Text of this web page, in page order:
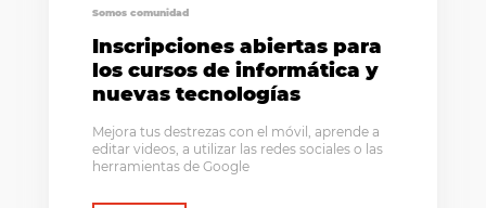
Somos comunidad
Inscripciones abiertas para
los cursos de informática y
nuevas tecnologías
Mejora tus destrezas con el móvil, aprende a
editar videos, a utilizar las redes sociales o las
herramientas de Google